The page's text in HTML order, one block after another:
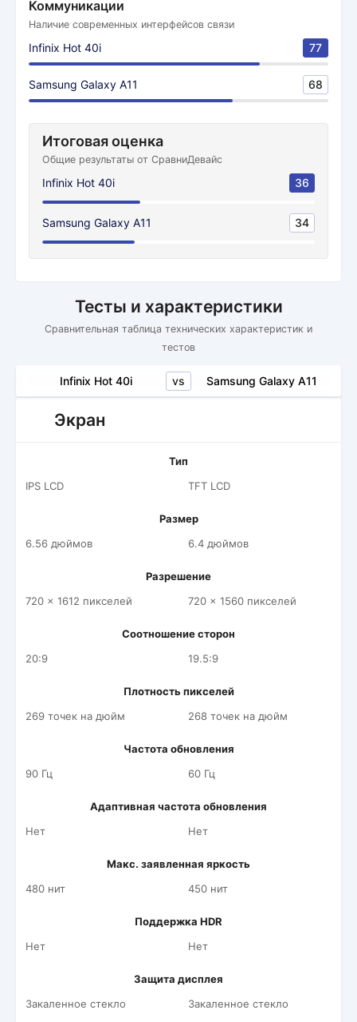
Коммуникации
Наличие современных интерфейсов связи
Infinix Hot 40i 77
Samsung Galaxy A11 68
Итоговая оценка
Общие результаты от СравниДевайс
Infinix Hot 40i 36
Samsung Galaxy A11 34
Тесты и характеристики
Сравнительная таблица технических характеристик и
тестов
Infinix Hot 40i vs Samsung Galaxy A11
Экран
Тип
IPS LCD
TFT LCD
Размер
6.56 дюймов
6.4 дюймов
Разрешение
720 x 1612 пикселей
720 x 1560 пикселей
Соотношение сторон
20:9
19.5:9
Плотность пикселей
269 точек на дюйм
268 точек на дюйм
Частота обновления
90 Гц
60 Гц
Адаптивная частота обновления
Нет
Нет
Макс. заявленная яркость
480 нит
450 нит
Поддержка HDR
Нет
Нет
Защита дисплея
Закаленное стекло
Закаленное стекло